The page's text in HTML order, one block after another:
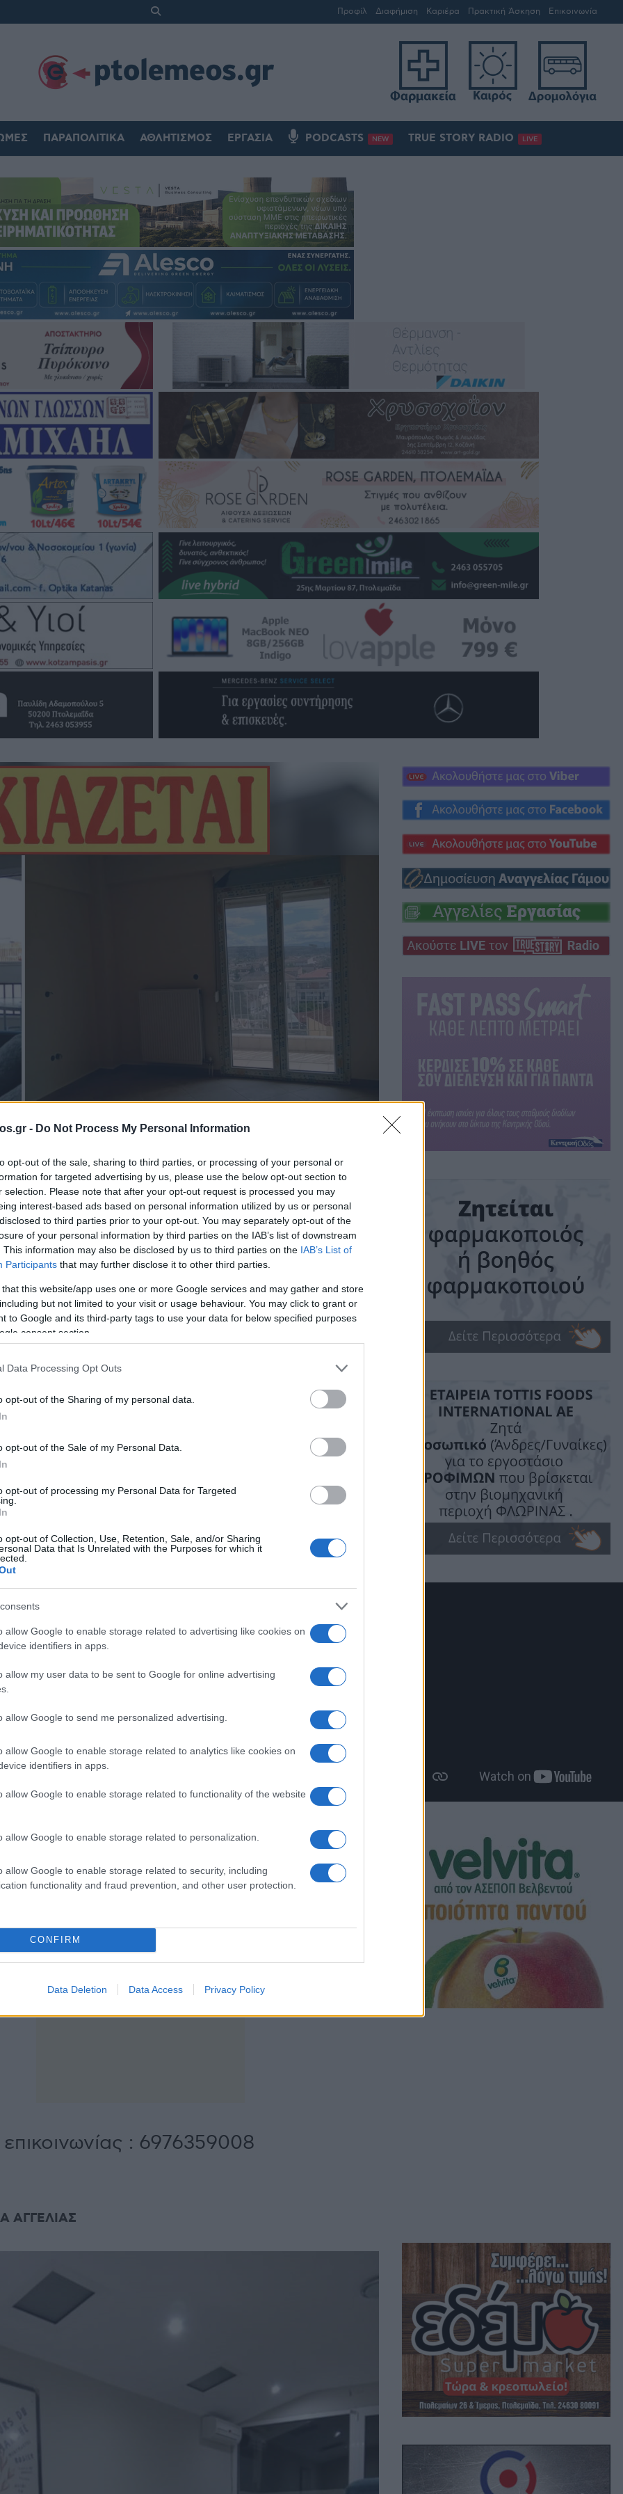
- Do Not Process My Personal Information
opt-out of the sale, sharing to third parties, or processing of your personal or
for targeted advertising by us, please use the below opt-out section to
selection. Please note that after your opt-out request is processed you may
interest-based ads based on personal information utilized by us or personal
to third parties prior to your opt-out. You may separately opt-out of the
of your personal information by third parties on the IAB’s list of downstream
This information may also be disclosed by us to third parties on the IAB’s List of
Participants that may further disclose it to other third parties.
that this website/app uses one or more Google services and may gather and store
but not limited to your visit or usage behaviour. You may click to grant or
to Google and its third-party tags to use your data for below specified purposes
consent section.
Data Processing Opt Outs
opt-out of the Sharing of my personal data.
opt-out of the Sale of my Personal Data.
opt-out of processing my Personal Data for Targeted
opt-out of Collection, Use, Retention, Sale, and/or Sharing
Data that Is Unrelated with the Purposes for which it
allow Google to enable storage related to advertising like cookies on
identifiers in apps.
allow my user data to be sent to Google for online advertising
allow Google to send me personalized advertising.
allow Google to enable storage related to analytics like cookies on
identifiers in apps.
allow Google to enable storage related to functionality of the website
allow Google to enable storage related to personalization.
allow Google to enable storage related to security, including
functionality and fraud prevention, and other user protection.
CONFIRM
Data Deletion Data Access Privacy Policy
Προφίλ Διαφήμιση Καριέρα Πρακτική Άσκηση Επικοινωνία
ΠΑΡΑΠΟΛΙΤΙΚΆ ΑΘΛΗΤΙΣΜΌΣ ΕΡΓΑΣΊΑ PODCASTS NEW TRUE STORY RADIO LIVE
Πτολεμαΐδα:
55 τ.μ. &
(Φωτογραφίες)
και μάθετε πρώτοι όλες τις ειδήσεις!
55 τ.μ. σε καινούργια οικοδομή.
χώρο. Επιπλωμένο με αυτόνομη τηλεθέρμανση,
διαμέρισμα 85 τ.μ. σε καινούργια οικοδομή,
με θέα, 5ου ορόφου με κεραμοσκεπή.
Αποτελείται από 2 υπνοδωμάτια,
αποθήκη στο υπόγειο. Διαθέτει αυτόνομη
και πόρτα ασφαλείας.
: 6976359008
ΑΓΓΕΛΙΑΣ